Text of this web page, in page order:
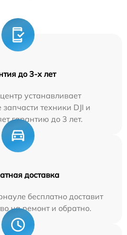
до 3-х лет
устанавливает
техники DJI и
гарантию до 3 лет.
доставка
бесплатно доставит
на ремонт и обратно.